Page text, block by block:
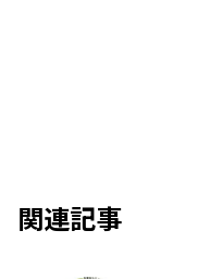
関連記事